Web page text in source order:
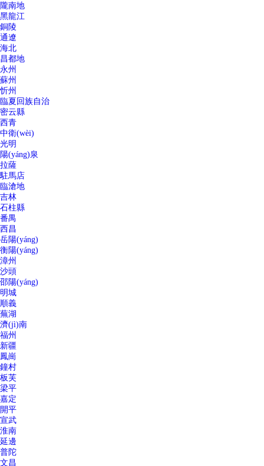
隴南地
黑龍江
銅陵
通遼
海北
昌都地
永州
蘇州
忻州
臨夏回族自治
密云縣
西青
中衛(wèi)
光明
陽(yáng)泉
拉薩
駐馬店
臨滄地
吉林
石柱縣
番禺
西昌
岳陽(yáng)
衡陽(yáng)
漳州
沙頭
邵陽(yáng)
明城
順義
蕪湖
濟(jì)南
福州
新疆
鳳崗
鐘村
板芙
梁平
嘉定
開平
宣武
淮南
延邊
普陀
文昌